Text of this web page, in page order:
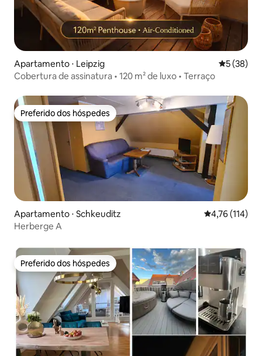
Apartamento ⋅ Leipzig 5 de uma
5 (38)
Cobertura de assinatura • 120 m² de luxo • Terraço
Preferido dos hóspedes
Preferido dos hóspedes
Apartamento ⋅ Schkeuditz 4,76 de uma
4,76 (114)
Herberge A
Preferido dos hóspedes
Preferido dos hóspedes